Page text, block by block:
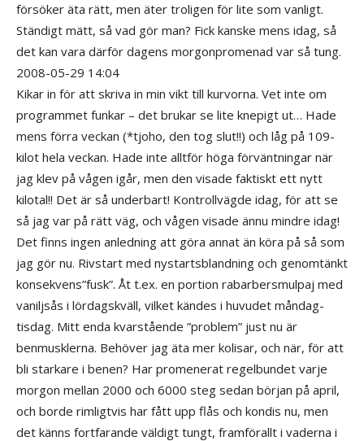
försöker äta rätt, men äter troligen för lite som vanligt.
Ständigt mätt, så vad gör man? Fick kanske mens idag, så
det kan vara därför dagens morgonpromenad var så tung.
2008-05-29 14:04
Kikar in för att skriva in min vikt till kurvorna. Vet inte om
programmet funkar – det brukar se lite knepigt ut… Hade
mens förra veckan (*tjoho, den tog slut!!) och låg på 109-
kilot hela veckan. Hade inte alltför höga förväntningar när
jag klev på vågen igår, men den visade faktiskt ett nytt
kilotal!! Det är så underbart! Kontrollvägde idag, för att se
så jag var på rätt väg, och vågen visade ännu mindre idag!
Det finns ingen anledning att göra annat än köra på så som
jag gör nu. Rivstart med nystartsblandning och genomtänkt
konsekvens”fusk”. Åt t.ex. en portion rabarbersmulpaj med
vaniljsås i lördagskväll, vilket kändes i huvudet måndag-
tisdag. Mitt enda kvarstående ”problem” just nu är
benmusklerna. Behöver jag äta mer kolisar, och när, för att
bli starkare i benen? Har promenerat regelbundet varje
morgon mellan 2000 och 6000 steg sedan början på april,
och borde rimligtvis har fått upp flås och kondis nu, men
det känns fortfarande väldigt tungt, framförallt i vaderna i